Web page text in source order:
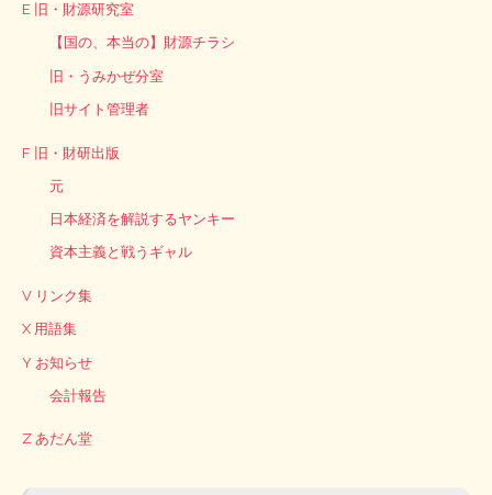
E 旧・財源研究室
【国の、本当の】財源チラシ
旧・うみかぜ分室
旧サイト管理者
F 旧・財研出版
元
日本経済を解説するヤンキー
資本主義と戦うギャル
V リンク集
X 用語集
Y お知らせ
会計報告
Z あだん堂